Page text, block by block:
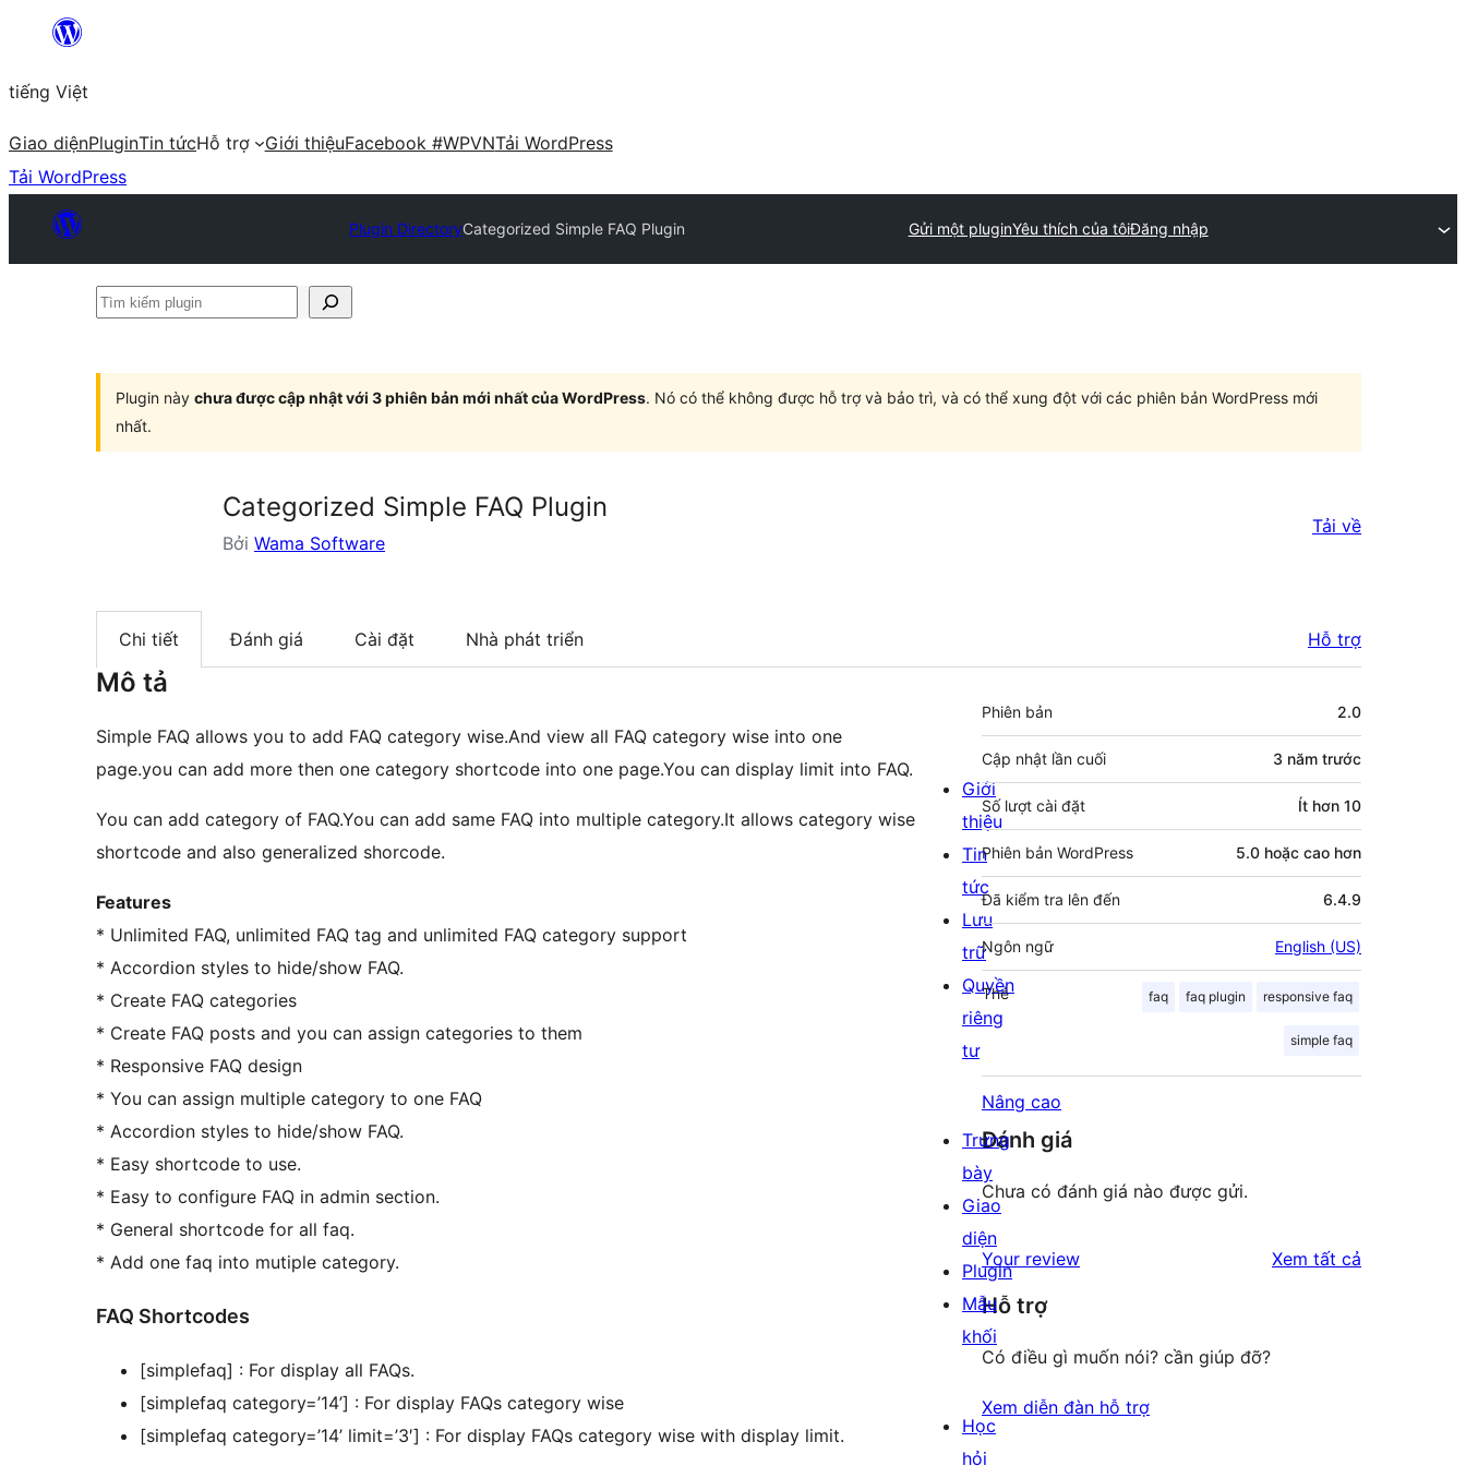
Chuyển
phần
nội
dung
tiếng Việt
Giao diệnPluginTin tứcHỗ trợ Giới thiệuFacebook #WPVNTải WordPress
Tải WordPress
Plugin DirectoryCategorized Simple FAQ Plugin Gửi một pluginYêu thích của tôiĐăng nhập
Tìm
Plugin này chưa được cập nhật với 3 phiên bản mới nhất của WordPress. Nó có thể không được hỗ trợ và bảo trì, và có thể xung đột với các phiên bản WordPress mới
nhất.
Categorized Simple FAQ Plugin
Bởi Wama Software
Tải về
Chi tiết Đánh giá Cài đặt Nhà phát triển Hỗ trợ
Mô tả
Simple FAQ allows you to add FAQ category wise.And view all FAQ category wise into one
page.you can add more then one category shortcode into one page.You can display limit into FAQ.
You can add category of FAQ.You can add same FAQ into multiple category.It allows category wise
shortcode and also generalized shorcode.
Features
* Unlimited FAQ, unlimited FAQ tag and unlimited FAQ category support
* Accordion styles to hide/show FAQ.
* Create FAQ categories
* Create FAQ posts and you can assign categories to them
* Responsive FAQ design
* You can assign multiple category to one FAQ
* Accordion styles to hide/show FAQ.
* Easy shortcode to use.
* Easy to configure FAQ in admin section.
* General shortcode for all faq.
* Add one faq into mutiple category.
FAQ Shortcodes
[simplefaq] : For display all FAQs.
[simplefaq category=’14’] : For display FAQs category wise
[simplefaq category=’14’ limit=’3′] : For display FAQs category wise with display limit.
Meta
Phiên bản 2.0
Cập nhật lần cuối 3 năm trước
Số lượt cài đặt Ít hơn 10
Phiên bản WordPress 5.0 hoặc cao hơn
Đã kiểm tra lên đến 6.4.9
Ngôn ngữ English (US)
Thẻ faq faq plugin responsive faq
simple faq
Nâng cao
Đánh giá
Chưa có đánh giá nào được gửi.
Your review Xem tất cả
Hỗ trợ
Có điều gì muốn nói? cần giúp đỡ?
Xem diễn đàn hỗ trợ
Giới
thiệu
Tin
tức
Lưu
trữ
Quyền
riêng
tư
Trưng
bày
Giao
diện
Plugin
Mẫu
khối
Học
hỏi